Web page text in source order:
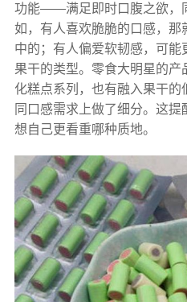
功能——满足即时口腹之欲，
如，有人喜欢脆脆的口感，
中的；有人偏爱软韧感，可
果干的类型。零食大明星的
化糕点系列，也有融入果干
同口感需求上做了细分。这
想自己更看重哪种质地。